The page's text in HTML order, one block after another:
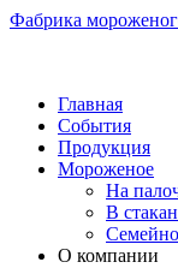
Фабрика
Главная
События
Продукция
Мороженое
На
В
О компании